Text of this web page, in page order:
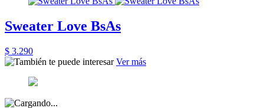
Sweater Love BsAs
$ 3.290
Ver más